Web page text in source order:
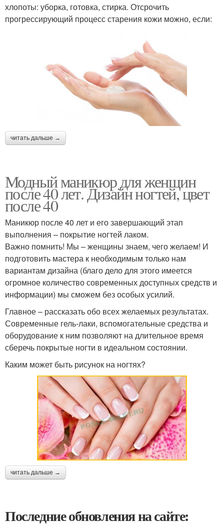
хлопоты: уборка, готовка, стирка. Отсрочить
прогрессирующий процесс старения кожи можно, если:
читать дальше →
Модный маникюр для женщин
после 40 лет. Дизайн ногтей, цвет
после 40
Маникюр после 40 лет и его завершающий этап
выполнения – покрытие ногтей лаком.
Важно помнить! Мы – женщины знаем, чего желаем! И
подготовить мастера к необходимым только нам
вариантам дизайна (благо дело для этого имеется
огромное количество современных доступных средств и
информации) мы сможем без особых усилий.
Главное – рассказать обо всех желаемых результатах.
Современные гель-лаки, вспомогательные средства и
оборудование к ним позволяют на длительное время
сберечь покрытые ногти в идеальном состоянии.
Каким может быть рисунок на ногтях?
читать дальше →
Последние обновления на сайте: